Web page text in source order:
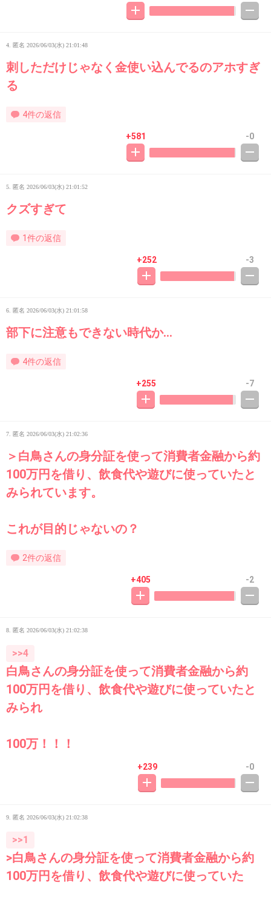
4. 匿名 2026/06/03(水) 21:01:48
刺しただけじゃなく金使い込んでるのアホすぎ
る
4件の返信
+581 -0
5. 匿名 2026/06/03(水) 21:01:52
クズすぎて
1件の返信
+252 -3
6. 匿名 2026/06/03(水) 21:01:58
部下に注意もできない時代か…
4件の返信
+255 -7
7. 匿名 2026/06/03(水) 21:02:36
＞白鳥さんの身分証を使って消費者金融から約
100万円を借り、飲食代や遊びに使っていたと
みられています。
これが目的じゃないの？
2件の返信
+405 -2
8. 匿名 2026/06/03(水) 21:02:38
>>4
白鳥さんの身分証を使って消費者金融から約
100万円を借り、飲食代や遊びに使っていたと
みられ
100万！！！
+239 -0
9. 匿名 2026/06/03(水) 21:02:38
>>1
>白鳥さんの身分証を使って消費者金融から約
100万円を借り、飲食代や遊びに使っていた